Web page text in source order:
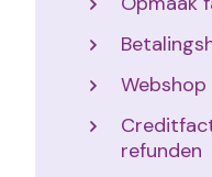
Webshop
refunden